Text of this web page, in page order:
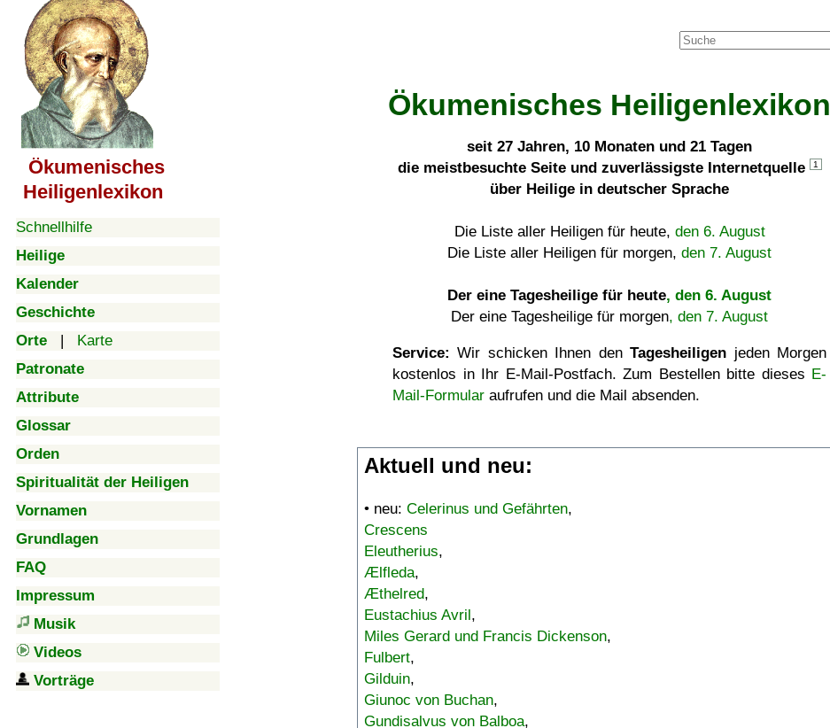
Ökumenisches
Heiligenlexikon
Schnellhilfe
Heilige
Kalender
Geschichte
Orte | Karte
Patronate
Attribute
Glossar
Orden
Spiritualität der Heiligen
Vornamen
Grundlagen
FAQ
Impressum
Musik
Videos
Vorträge
Ökumenisches Heiligenlexikon
seit 27 Jahren, 10 Monaten und 21 Tagen
die meistbesuchte Seite und zuverlässigste Internetquelle
1
über Heilige in deutscher Sprache
Die Liste aller Heiligen für heute, den 6. August
Die Liste aller Heiligen für morgen, den 7. August
Der eine Tagesheilige für heute, den 6. August
Der eine Tagesheilige für morgen, den 7. August
Service: Wir schicken Ihnen denTagesheiligen jeden Morgen
kostenlos in Ihr E-Mail-Postfach. Zum Bestellen bitte dieses E-
Mail-Formular aufrufen und die Mail absenden.
Aktuell und neu:
• neu: Celerinus und Gefährten,
Crescens
Eleutherius,
Ælfleda,
Æthelred,
Eustachius Avril,
Miles Gerard und Francis Dickenson,
Fulbert,
Gilduin,
Giunoc von Buchan,
Gundisalvus von Balboa,